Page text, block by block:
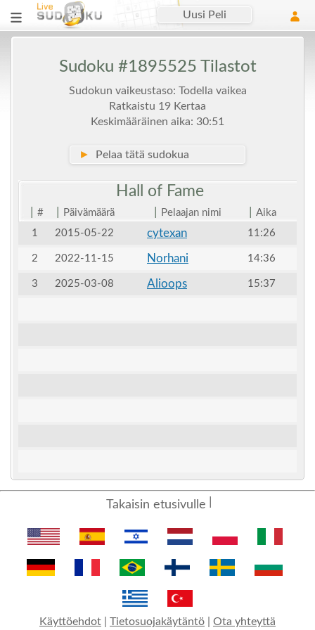
Uusi Peli
Sudoku #1895525 Tilastot
Sudokun vaikeustaso: Todella vaikea
Ratkaistu 19 Kertaa
Keskimääräinen aika: 30:51
► Pelaa tätä sudokua
Hall of Fame
# Päivämäärä Pelaajan nimi
Aika
1
2015-05-22 cytexan 11:26
2 2022-11-15 Norhani 14:36
3 2025-03-08 Alioops 15:37
Takaisin etusivulle
Käyttöehdot Tietosuojakäytäntö Ota yhteyttä